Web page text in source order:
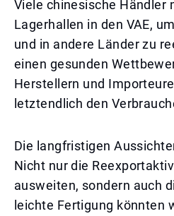
Viele chinesische Händler
Lagerhallen in den VAE,
und in andere Länder zu
einen gesunden
Herstellern und
letztendlich den
Die langfristigen
Nicht nur die
ausweiten, sondern auch
leichte Fertigung könnten